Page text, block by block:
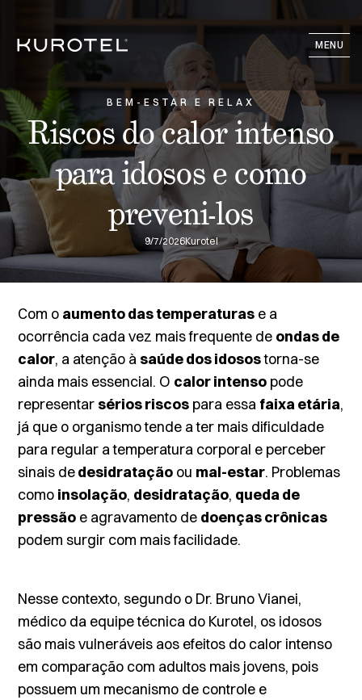
MENU
BEM-ESTAR E RELAX
Riscos do calor intenso
para idosos e como
preveni-los
9/7/2026Kurotel
Com o aumento das temperaturas e a
ocorrência cada vez mais frequente de ondas de
calor, a atenção à saúde dos idosostorna-se
ainda mais essencial. O calor intenso pode
representar sérios riscos para essafaixa etária,
já que o organismo tende a ter mais dificuldade
para regular a temperatura corporal e perceber
sinais dedesidratação ou mal-estar. Problemas
como insolação, desidratação, queda de
pressão e agravamento de doenças crônicas
podem surgir com mais facilidade.
Nesse contexto, segundo o Dr. Bruno Vianei,
médico da equipe técnica do Kurotel, os idosos
são mais vulneráveis aos efeitos do calor intenso
em comparação com adultos mais jovens, pois
possuem um mecanismo de controle e